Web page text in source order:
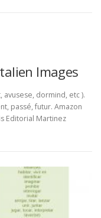
Images
avusese, dormind, etc ).
passé, futur. Amazon
Editorial Martinez